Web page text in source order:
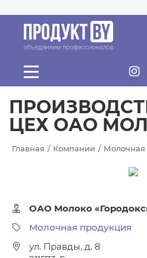
ЦЕХ ОАО
Главная Компании Молочная
ОАО Молоко
Молочная продукция
ул. Правды, д. 8